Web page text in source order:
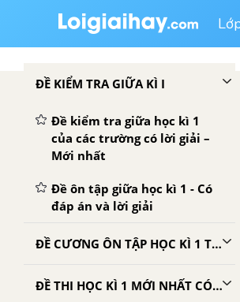
ĐỀ KIỂM TRA GIỮA KÌ I
Đề kiểm tra giữa học kì 1
của các trường có lời giải –
Mới nhất
Đề ôn tập giữa học kì 1 - Có
đáp án và lời giải
ĐỀ CƯƠNG ÔN TẬP HỌC KÌ 1 TOÁN 7
ĐỀ THI HỌC KÌ 1 MỚI NHẤT CÓ LỜI GIẢI